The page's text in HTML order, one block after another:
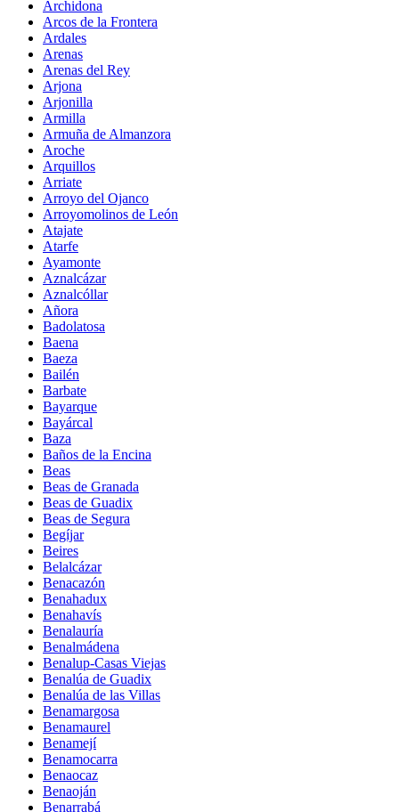
Archidona
Arcos de la Frontera
Ardales
Arenas
Arenas del Rey
Arjona
Arjonilla
Armilla
Armuña de Almanzora
Aroche
Arquillos
Arriate
Arroyo del Ojanco
Arroyomolinos de León
Atajate
Atarfe
Ayamonte
Aznalcázar
Aznalcóllar
Añora
Badolatosa
Baena
Baeza
Bailén
Barbate
Bayarque
Bayárcal
Baza
Baños de la Encina
Beas
Beas de Granada
Beas de Guadix
Beas de Segura
Begíjar
Beires
Belalcázar
Benacazón
Benahadux
Benahavís
Benalauría
Benalmádena
Benalup-Casas Viejas
Benalúa de Guadix
Benalúa de las Villas
Benamargosa
Benamaurel
Benamejí
Benamocarra
Benaocaz
Benaoján
Benarrabá